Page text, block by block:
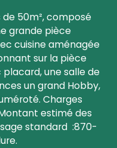
de 50m², composé
grande pièce
cuisine aménagée
sur la pièce
une salle de
un grand Hobby,
Charges
estimé des
standard :870-